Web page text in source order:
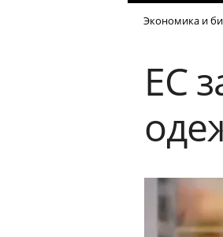
Экономика и
ЕС